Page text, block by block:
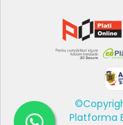
Platforma